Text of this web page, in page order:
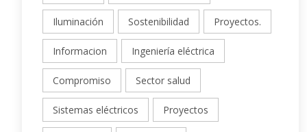
Iluminación Sostenibilidad Proyectos.
Informacion Ingeniería eléctrica
Compromiso Sector salud
Sistemas eléctricos Proyectos